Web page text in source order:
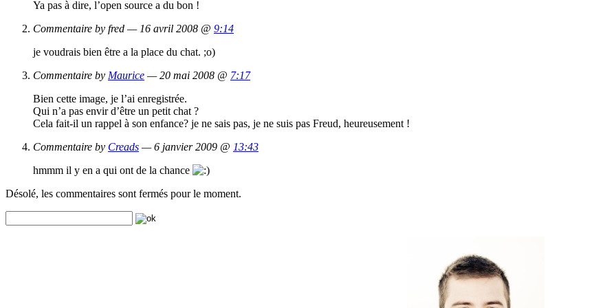
Ya pas à dire, l’open source a du bon !
Commentaire by fred — 16 avril 2008 @ 9:14
je voudrais bien être a la place du chat. ;o)
Commentaire by Maurice — 20 mai 2008 @ 7:17
Bien cette image, je l’ai enregistrée.
Qui n’a pas envir d’être un petit chat ?
Cela fait-il un rappel à son enfance? je ne sais pas, je ne suis pas Freud, heureusement !
Commentaire by Creads — 6 janvier 2009 @ 13:43
hmmm il y en a qui ont de la chance
Désolé, les commentaires sont fermés pour le moment.